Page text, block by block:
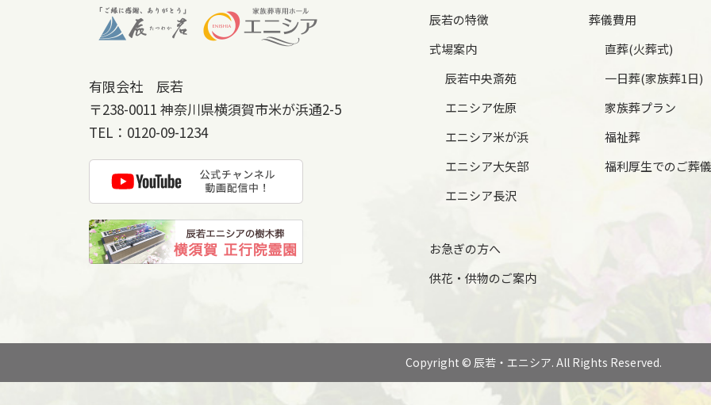
有限会社 辰若
〒238-0011 神奈川県横須賀市米が浜通2-5
TEL： 0120-09-1234
辰若の特徴
式場案内
辰若中央斎苑
エニシア佐原
エニシア米が浜
エニシア大矢部
エニシア長沢
お急ぎの方へ
供花・供物のご案内
葬儀費用
直葬(火葬式)
一日葬(家族葬1日)
家族葬プラン
福祉葬
福利厚生でのご葬
Copyright © 辰若・エニシア. All Rights Reserved.